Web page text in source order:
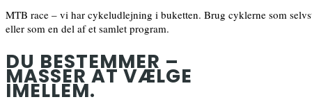
MTB race – vi har cykeludlejning i buketten. Brug cyklerne som
eller som en del af et samlet program.
DU BESTEMMER –
MASSER AT VÆLGE
IMELLEM.